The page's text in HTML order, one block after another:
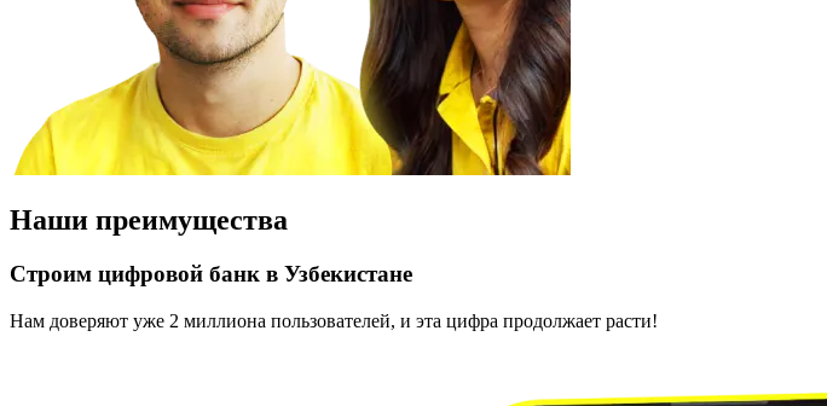
Наши преимущества
Строим цифровой банк в Узбекистане
Нам доверяют уже 2 миллиона пользователей, и эта цифра продолжает расти!